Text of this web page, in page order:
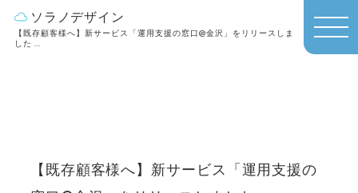
ソラノデザイン
【既存顧客様へ】新サービス「運用支援の窓口@金沢」をリリースしま
した
MEN
U
【既存顧客様へ】新サービス「運用支援の